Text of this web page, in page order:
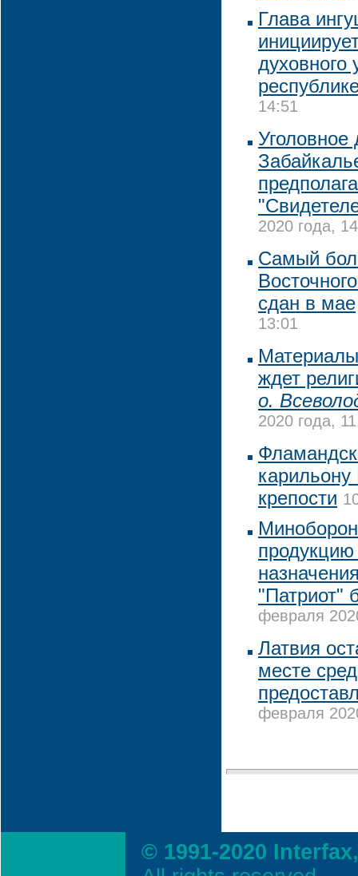
Глава
духовного
14:51
Уголовное
2020 года,
Самый
сдан в мае
13:01
ждет
о.
2020 года,
карильону
крепости
продукцию
"Патриот"
февраля
Латвия
месте
февраля
© 1991-2020